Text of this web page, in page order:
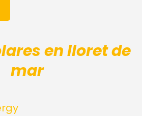
en lloret de
mar